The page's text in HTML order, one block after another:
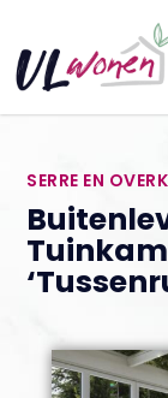
SERRE EN